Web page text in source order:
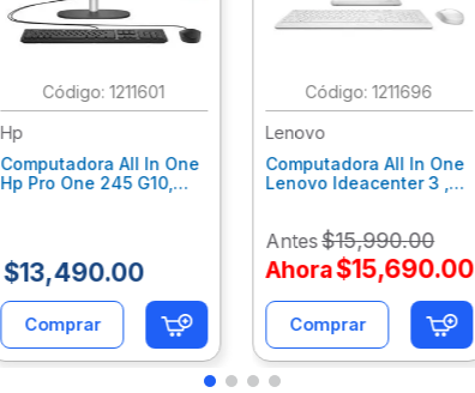
:1211601
Hp
Computadora All In One
Hp Pro One 245 G10,
9P7K5La
$13,490.00
Comprar
:1211696
Lenovo
Computadora All In One
Lenovo Ideacenter 3 ,
Fhd, Win11 Home
F0G1014Nld
Antes$15,990.00
Ahora$15,690.00
Comprar